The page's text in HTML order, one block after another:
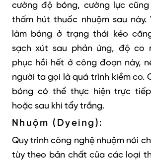
cường độ bóng, cường lực
thấm hút thuốc nhuộm sau này.
làm bóng ở trạng thái kéo
sạch xút sau phản ứng, độ co
phục hồi hết ở công đoạn này,
người ta gọi là quá trình kiềm co.
bóng có thể thực hiện trực
hoặc sau khi tẩy trắng.
Nhuộm (Dyeing):
Quy trình công nghệ nhuộm nói
tùy theo bản chất của các loại